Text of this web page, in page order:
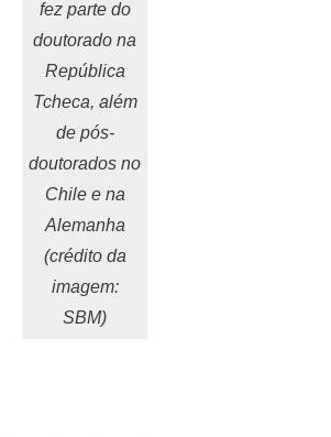
fez parte do
doutorado na
República
Tcheca, além
de pós-
doutorados no
Chile e na
Alemanha
(crédito da
imagem:
SBM)